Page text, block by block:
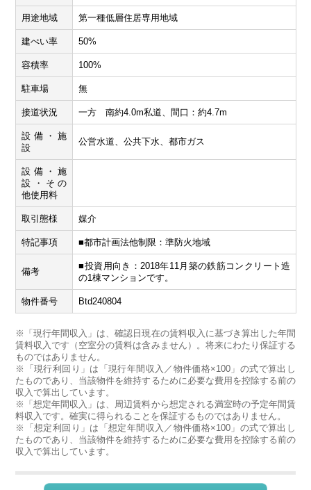
用途地域 第一種低層住居専用地域
建ぺい率 50%
容積率 100%
駐車場 無
接道状況 一方 南約4.0m私道、間口：約4.7m
設備・施
設
公営水道、公共下水、都市ガス
設備・施
設・その
他使用料
取引態様 媒介
特記事項 ■都市計画法他制限：準防火地域
備考
■投資用向き：2018年11月築の鉄筋コンクリート造
の1棟マンションです。
物件番号 Btd240804
※「現行年間収入」は、確認日現在の賃料収入に基づき算出した年間
賃料収入です（空室分の賃料は含みません）。将来にわたり保証する
ものではありません。
※「現行利回り」は「現行年間収入／物件価格×100」の式で算出し
たものであり、当該物件を維持するために必要な費用を控除する前の
収入で算出しています。
※「想定年間収入」は、周辺賃料から想定される満室時の予定年間賃
料収入です。確実に得られることを保証するものではありません。
※「想定利回り」は「想定年間収入／物件価格×100」の式で算出し
たものであり、当該物件を維持するために必要な費用を控除する前の
収入で算出しています。